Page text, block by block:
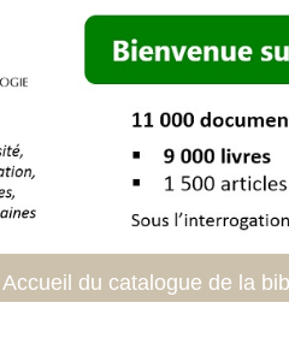
Accueil du catalogue de la